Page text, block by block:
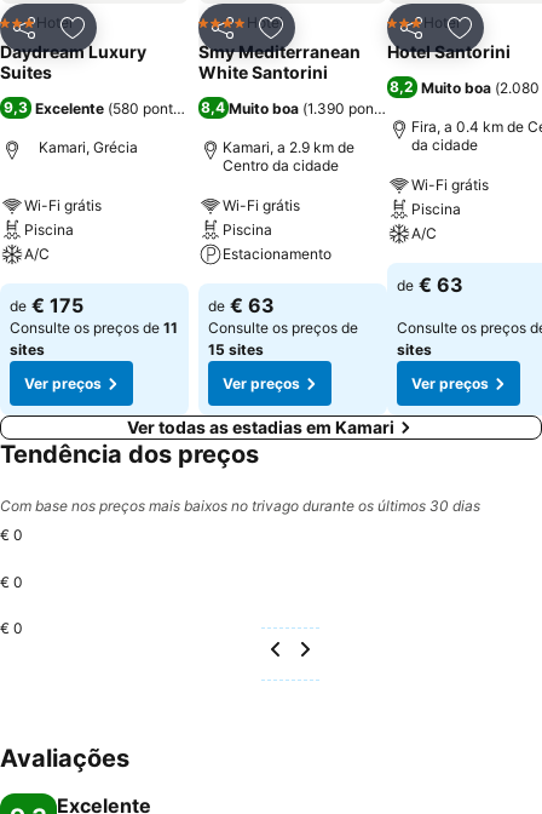
PartilharAdicionar aos favoritos
3 Estrelas
Hotel
Daydream Luxury
Suites
9,3 Excelente (580 pontuações)
Kamari, Grécia
Wi-Fi grátis
Piscina
A/C
de € 175
Consulte os preços de 11
sites
Ver preços
PartilharAdicionar aos favoritos
4 EstrelasHotel
Smy Mediterranean
White Santorini
8,4 Muito boa (1.390 pontuações
Kamari, a 2.9 km de
Centro da cidade
Wi-Fi grátis
Piscina
Estacionamento
de € 63
Consulte os preços de
15 sites
Ver preços
Partilhar
3 Estrelas
Hotel
Hotel Santorini
8,2 Muito boa (2.080
Fira, a 0.4 km de
da cidade
Wi-Fi grátis
Piscina
A/C
de € 63
Consulte os preços
sites
Ver preços
Ver todas as estadias em Kamari
Tendência dos preços
Com base nos preços mais baixos no trivago durante os últimos 30 dias
€ 0
€ 0
€ 0
Avaliações
Excelente